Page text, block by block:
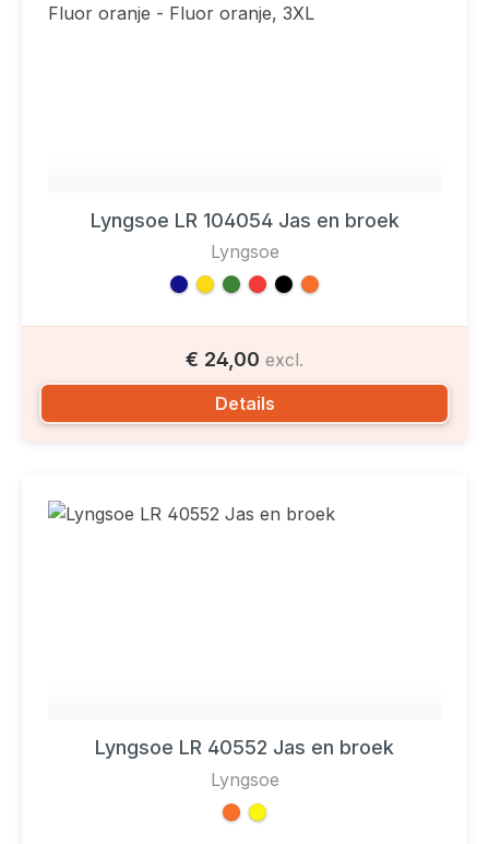
Lyngsoe LR 104054 Jas en broek
Lyngsoe
€ 24,00 excl.
Details
Lyngsoe LR 40552 Jas en broek
Lyngsoe